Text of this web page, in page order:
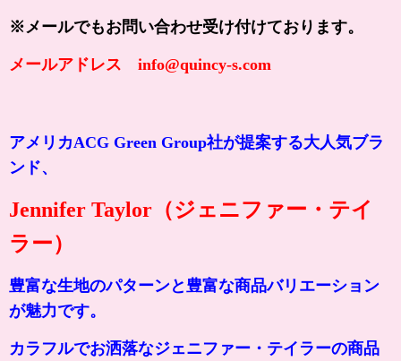
※メールでもお問い合わせ受け付けております。
メールアドレス info@quincy-s.com
アメリカACG Green Group社が提案する大人気ブラ
ンド、
Jennifer Taylor（ジェニファー・テイ
ラー）
豊富な生地のパターンと豊富な商品バリエーション
が魅力です。
カラフルでお洒落なジェニファー・テイラーの商品